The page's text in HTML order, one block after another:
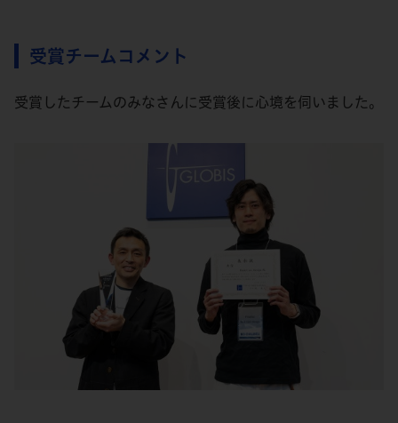
受賞チームコメント
受賞したチームのみなさんに受賞後に心境を伺いました。